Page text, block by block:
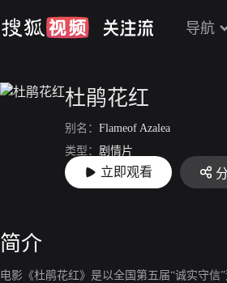
导航
杜鹃花红
别名： Flameof Azalea
类型： 剧情片
上映： 2016-10-25
立即观看
简介
电影《杜鹃花红》是以全国第五届“诚实守